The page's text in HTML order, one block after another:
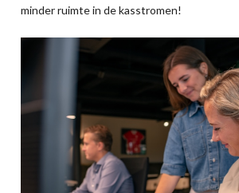
minder ruimte in de kasstromen!